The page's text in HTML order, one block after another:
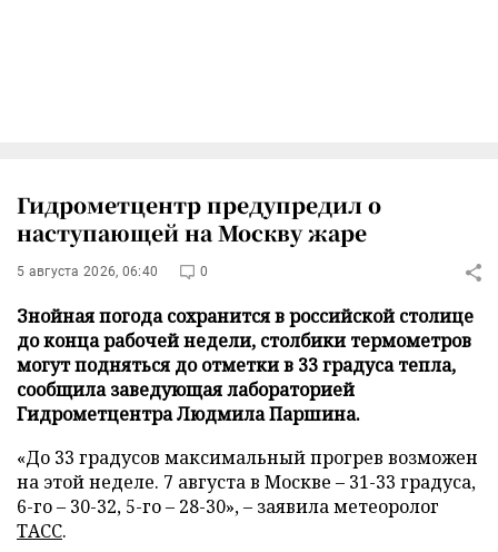
Гидрометцентр предупредил о
наступающей на Москву жаре
5 августа 2026, 06:40 0
Знойная погода сохранится в российской столице
до конца рабочей недели, столбики термометров
могут подняться до отметки в 33 градуса тепла,
сообщила заведующая лабораторией
Гидрометцентра Людмила Паршина.
«До 33 градусов максимальный прогрев возможен
на этой неделе. 7 августа в Москве – 31-33 градуса,
6-го – 30-32, 5-го – 28-30», – заявила метеоролог
ТАСС.